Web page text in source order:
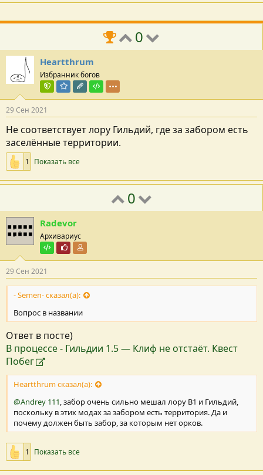
0
Heartthrum
Избранник богов
Команда форума
Модератор раздела
Редактор раздела
Тестировщик
29 Сен 2021
Не соответствует лору Гильдий, где за забором есть
заселённые территории.
1 Показать все
0
Radevor
Архивариус
ТестировщикПочётный пользователь
29 Сен 2021
- Semen- сказал(а):
Вопрос в названии
Ответ в посте)
В процессе - Гильдии 1.5 — Клиф не отстаёт. Квест
Побег
Heartthrum сказал(а):
@Andrey 111, забор очень сильно мешал лору В1 и Гильдий,
поскольку в этих модах за забором есть территория. Да и
почему должен быть забор, за которым нет орков.
1 Показать все